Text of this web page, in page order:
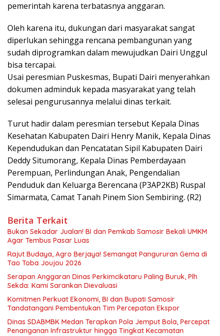
pemerintah karena terbatasnya anggaran.
Oleh karena itu, dukungan dari masyarakat sangat
diperlukan sehingga rencana pembangunan yang
sudah diprogramkan dalam mewujudkan Dairi Unggul
bisa tercapai.
Usai peresmian Puskesmas, Bupati Dairi menyerahkan
dokumen adminduk kepada masyarakat yang telah
selesai pengurusannya melalui dinas terkait.
Turut hadir dalam peresmian tersebut Kepala Dinas
Kesehatan Kabupaten Dairi Henry Manik, Kepala Dinas
Kependudukan dan Pencatatan Sipil Kabupaten Dairi
Deddy Situmorang, Kepala Dinas Pemberdayaan
Perempuan, Perlindungan Anak, Pengendalian
Penduduk dan Keluarga Berencana (P3AP2KB) Ruspal
Simarmata, Camat Tanah Pinem Sion Sembiring. (R2)
Berita Terkait
Bukan Sekadar Jualan! BI dan Pemkab Samosir Bekali UMKM
Agar Tembus Pasar Luas
Rajut Budaya, Agro Berjaya! Semangat Pangururan Gema di
Tao Toba Joujou 2026
Serapan Anggaran Dinas Perkimcikataru Paling Buruk, Plh
Sekda: Kami Sarankan Dievaluasi
Komitmen Perkuat Ekonomi, BI dan Bupati Samosir
Tandatangani Pembentukan Tim Percepatan Ekspor
Dinas SDABMBK Medan Terapkan Pola Jemput Bola, Percepat
Penanganan Infrastruktur hingga Tingkat Kecamatan